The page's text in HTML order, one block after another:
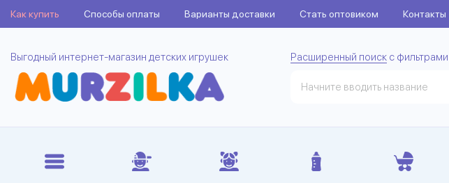
Как купить Способы оплаты Варианты доставки Стать оптовиком Контакты
Выгодный интернет-магазин детских игрушек Расширенный поиск с фильтрами